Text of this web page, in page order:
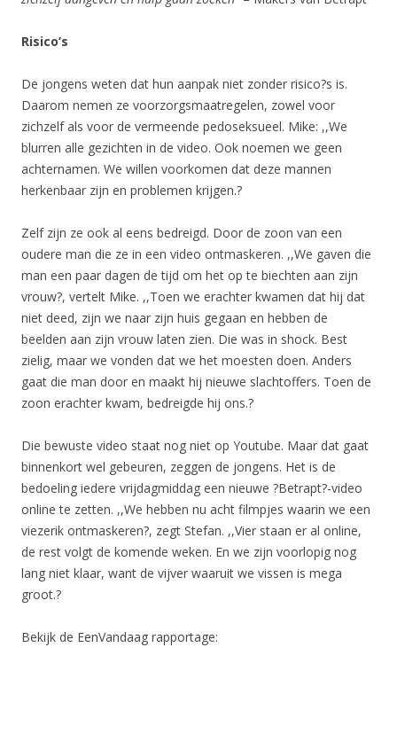
Risico’s
De jongens weten dat hun aanpak niet zonder risico?s is.
Daarom nemen ze voorzorgsmaatregelen, zowel voor
zichzelf als voor de vermeende pedoseksueel. Mike: ,,We
blurren alle gezichten in de video. Ook noemen we geen
achternamen. We willen voorkomen dat deze mannen
herkenbaar zijn en problemen krijgen.?
Zelf zijn ze ook al eens bedreigd. Door de zoon van een
oudere man die ze in een video ontmaskeren. ,,We gaven die
man een paar dagen de tijd om het op te biechten aan zijn
vrouw?, vertelt Mike. ,,Toen we erachter kwamen dat hij dat
niet deed, zijn we naar zijn huis gegaan en hebben de
beelden aan zijn vrouw laten zien. Die was in shock. Best
zielig, maar we vonden dat we het moesten doen. Anders
gaat die man door en maakt hij nieuwe slachtoffers. Toen de
zoon erachter kwam, bedreigde hij ons.?
Die bewuste video staat nog niet op Youtube. Maar dat gaat
binnenkort wel gebeuren, zeggen de jongens. Het is de
bedoeling iedere vrijdagmiddag een nieuwe ?Betrapt?-video
online te zetten. ,,We hebben nu acht filmpjes waarin we een
viezerik ontmaskeren?, zegt Stefan. ,,Vier staan er al online,
de rest volgt de komende weken. En we zijn voorlopig nog
lang niet klaar, want de vijver waaruit we vissen is mega
groot.?
Bekijk de EenVandaag rapportage: